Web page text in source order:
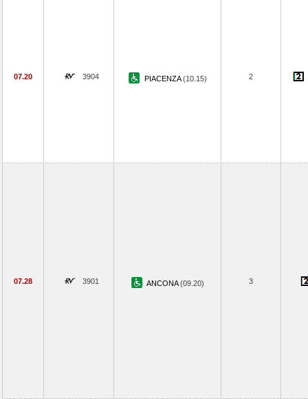
07.20 3904 PIACENZA(10.15) 2
07.28 3901 ANCONA(09.20) 3